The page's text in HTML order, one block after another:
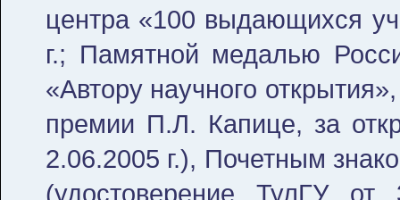
центра «100 выдающихся
г.; Памятной медалью
«Автору научного
премии П.Л. Капице, за
2.06.2005 г.), Почетным
(удостоверение ТулГУ